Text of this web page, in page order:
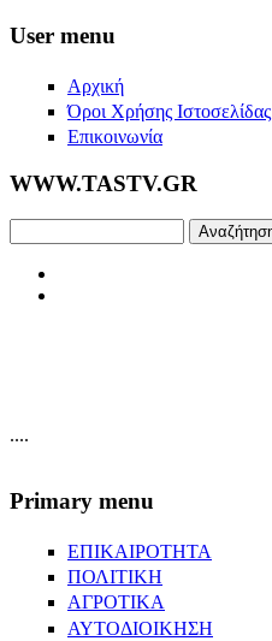
Skip to main content
User menu
Αρχική
Όροι Χρήσης Ιστοσελίδας
Επικοινωνία
WWW.TASTV.GR
....
Primary menu
ΕΠΙΚΑΙΡΟΤΗΤΑ
ΠΟΛΙΤΙΚΗ
ΑΓΡΟΤΙΚΑ
ΑΥΤΟΔΙΟΙΚΗΣΗ